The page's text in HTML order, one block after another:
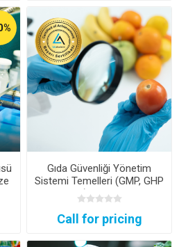
Gıda Güvenliği Yönetim
Sistemi Temelleri (GMP, GHP
ve HACCP) Uzmanlık Kampı
(Şirketlere Özel)
Call for pricing